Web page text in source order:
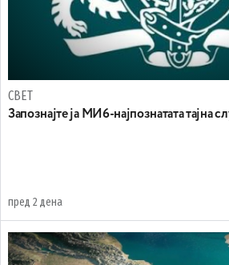
СВЕТ
Запознајте ја МИ6-најпознатата тајна
пред 2 дена